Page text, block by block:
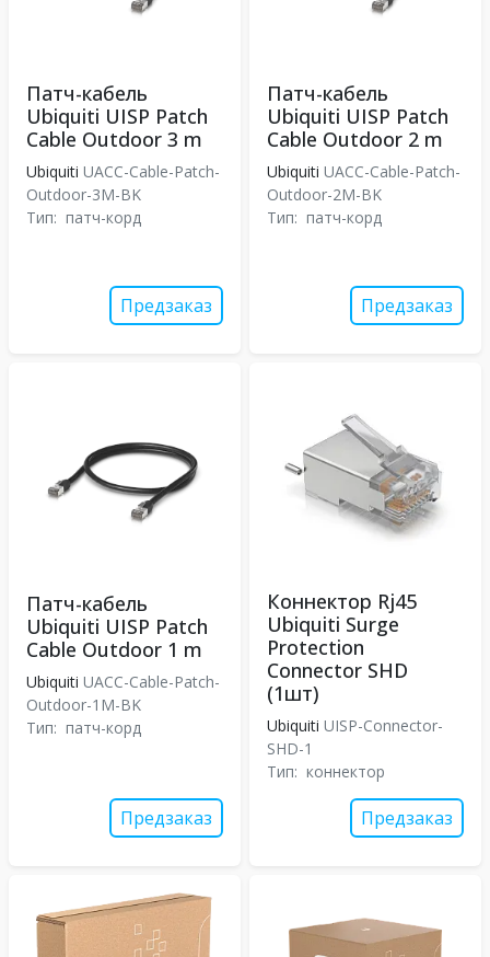
Патч-кабель
Ubiquiti UISP Patch
Cable Outdoor 3 m
Ubiquiti UACC-Cable-Patch-
Outdoor-3M-BK
Тип: патч-корд
Предзаказ
Патч-кабель
Ubiquiti UISP Patch
Cable Outdoor 2 m
Ubiquiti UACC-Cable-Patch-
Outdoor-2M-BK
Тип: патч-корд
Предзаказ
Патч-кабель
Ubiquiti UISP Patch
Cable Outdoor 1 m
Ubiquiti UACC-Cable-Patch-
Outdoor-1M-BK
Тип: патч-корд
Предзаказ
Коннектор Rj45
Ubiquiti Surge
Protection
Connector SHD
(1шт)
Ubiquiti UISP-Connector-
SHD-1
Тип: коннектор
Предзаказ